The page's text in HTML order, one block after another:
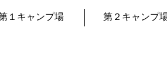
１キャンプ場 第２キャンプ